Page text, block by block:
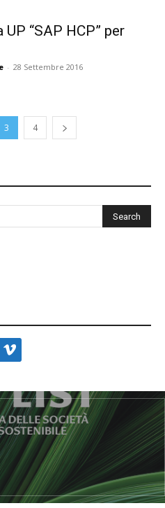
“SAP HCP” per
- 28 Settembre 2016
3 4
vimeo